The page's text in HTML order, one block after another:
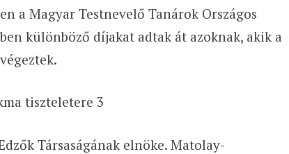
a Magyar Testnevelő Tanárok Országos
különböző díjakat adtak át azoknak, akik a
tiszteletere 3
Társaságának elnöke. Matolay-